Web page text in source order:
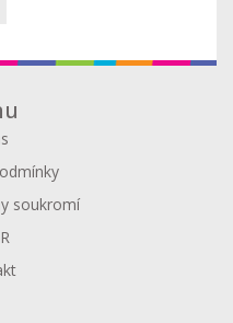
soukromí